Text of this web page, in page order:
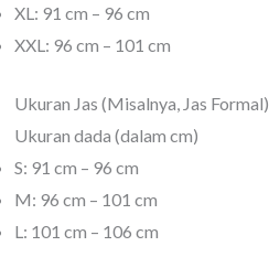
XL: 91 cm – 96 cm
XXL: 96 cm – 101 cm
Ukuran Jas (Misalnya, Jas Formal)
Ukuran dada (dalam cm)
S: 91 cm – 96 cm
M: 96 cm – 101 cm
L: 101 cm – 106 cm